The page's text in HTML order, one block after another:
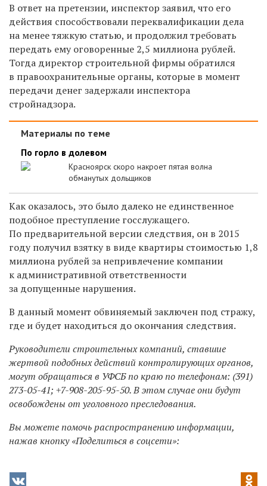
В ответ на претензии, инспектор заявил, что его
действия способствовали переквалификации дела
на менее тяжкую статью, и продолжил требовать
передать ему оговоренные 2,5 миллиона рублей.
Тогда директор строительной фирмы обратился
в правоохранительные органы, которые в момент
передачи денег задержали инспектора
стройнадзора.
Материалы по теме
По горло в долевом
Красноярск скоро накроет пятая волна
обманутых дольщиков
Как оказалось, это было далеко не единственное
подобное преступление госслужащего.
По предварительной версии следствия, он в 2015
году получил взятку в виде квартиры стоимостью 1,8
миллиона рублей за непривлечение компании
к административной ответственности
за допущенные нарушения.
В данный момент обвиняемый заключен под стражу,
где и будет находиться до окончания следствия.
Руководители строительных компаний, ставшие
жертвой подобных действий контролирующих органов,
могут обращаться в УФСБ по краю по телефонам: (391)
273-05-41; +7-908-205-95-50. В этом случае они будут
освобождены от уголовного преследования.
Вы можете помочь распространению информации,
нажав кнопку «Поделиться в соцсети»: